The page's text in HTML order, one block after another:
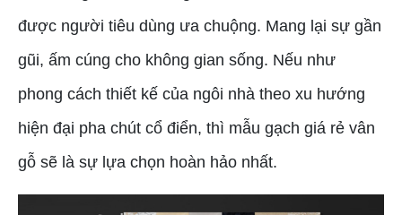
được người tiêu dùng ưa chuộng. Mang lại sự gần
gũi, ấm cúng cho không gian sống. Nếu như
phong cách thiết kế của ngôi nhà theo xu hướng
hiện đại pha chút cổ điển, thì mẫu gạch giá rẻ vân
gỗ sẽ là sự lựa chọn hoàn hảo nhất.